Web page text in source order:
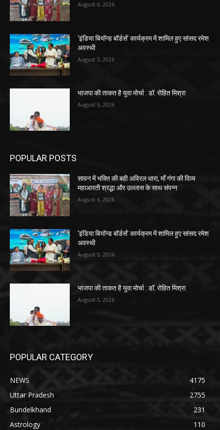
August 6, 2026
‘इंडिया बियॉन्ड बॉर्डर्स’ कार्यक्रम में शामिल हुए सांसद रमेश
अवस्थी
August 5, 2026
भाजपा की ताकत है युवा मोर्चा : डॉ. रोहित मिश्रा
August 5, 2026
POPULAR POSTS
सावन में भक्ति की बही अविरल धारा, माँ गंगा की दिव्य
महाआरती श्रद्धा और उल्लास के साथ संपन्न
August 6, 2026
‘इंडिया बियॉन्ड बॉर्डर्स’ कार्यक्रम में शामिल हुए सांसद रमेश
अवस्थी
August 5, 2026
भाजपा की ताकत है युवा मोर्चा : डॉ. रोहित मिश्रा
August 5, 2026
POPULAR CATEGORY
NEWS
4175
Uttar Pradesh
2755
Bundelkhand
231
Astrology
110